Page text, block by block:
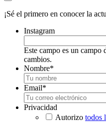
¡Sé el primero en conocer la
Instagram
Este campo es un campo
cambios.
Nombre*
Email*
Privacidad
Autorizo todos